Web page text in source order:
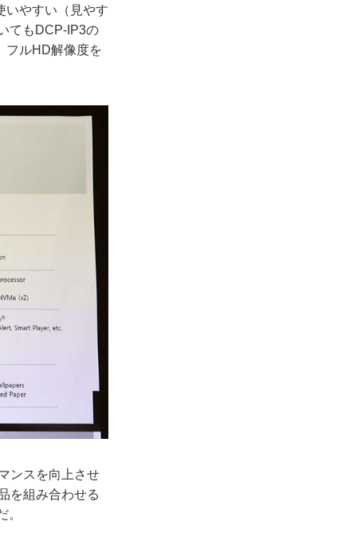
いやすい（見やす
てもDCP-IP3の
フルHD解像度を
ンスを向上させ
を組み合わせる